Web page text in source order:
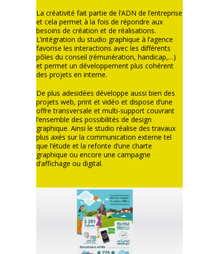
La créativité fait partie de l’ADN de l’entreprise
et cela permet à la fois de répondre aux
besoins de création et de réalisations.
L’intégration du studio graphique à l’agence
favorise les interactions avec les différents
pôles du conseil (rémunération, handicap,…)
et permet un développement plus cohérent
des projets en interne.
De plus adesidées développe aussi bien des
projets web, print et vidéo et dispose d’une
offre transversale et multi-support couvrant
l’ensemble des possibilités de design
graphique. Ainsi le studio réalise des travaux
plus axés sur la communication externe tel
que l’étude et la refonte d’une charte
graphique ou encore une campagne
d’affichage ou digital.